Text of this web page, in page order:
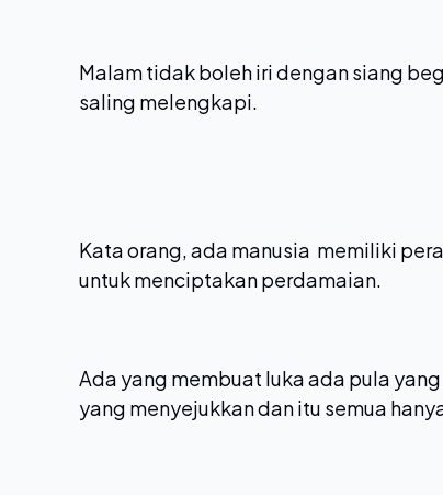
Malam tidak boleh iri dengan siang
saling melengkapi.
Kata orang, ada manusia memiliki
untuk menciptakan perdamaian.
Ada yang membuat luka ada pula
yang menyejukkan dan itu semua